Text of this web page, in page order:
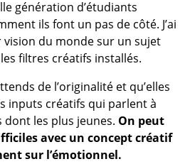
génération d’étudiants
ils font un pas de côté. J’ai
du monde sur un sujet
filtres créatifs installés.
de l’originalité et qu’elles
inputs créatifs qui parlent à
les plus jeunes. On peut
avec un concept créatif
sur l’émotionnel.